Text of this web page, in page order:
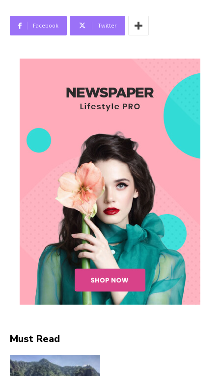
Facebook Twitter
Must Read